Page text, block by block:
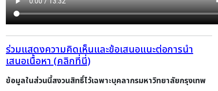
ร่วมแสดงความคิดเห็นและข้อเสนอแนะต่อการนำ
เสนอเนื้อหา (คลิกที่นี่)
ข้อมูลในส่วนนี้สงวนสิทธิ์ไว้เฉพาะบุคลากรมหาวิทยาลัยกรุงเทพ